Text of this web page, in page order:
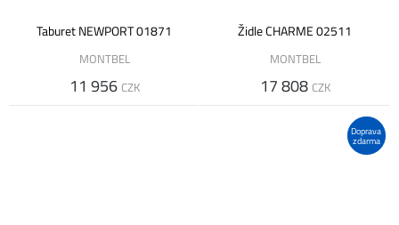
Taburet NEWPORT 01871
MONTBEL
11 956 CZK
Židle CHARME 02511
MONTBEL
17 808 CZK
Doprava
zdarma